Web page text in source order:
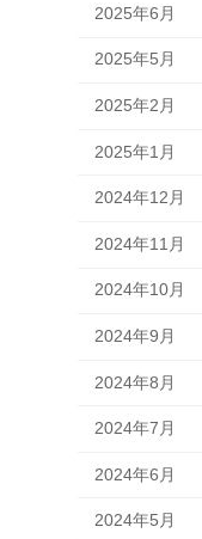
2025年6月
2025年5月
2025年2月
2025年1月
2024年12月
2024年11月
2024年10月
2024年9月
2024年8月
2024年7月
2024年6月
2024年5月